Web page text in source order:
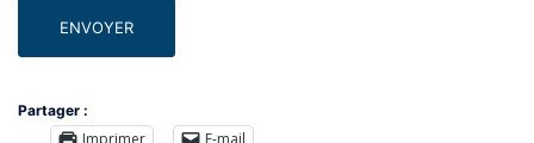
ENVOYER
Partager :
Imprimer E-mail